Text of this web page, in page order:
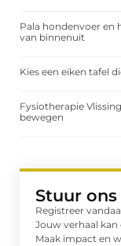
Pala hondenvoer
van binnenuit
Kies een eiken tafel
Fysiotherapie
bewegen
Stuur
Registreer
Jouw verhaal
Maak impact en